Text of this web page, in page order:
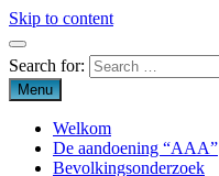
Skip to content
Search for:
Menu
Welkom
De aandoening “AAA”
Bevolkingsonderzoek